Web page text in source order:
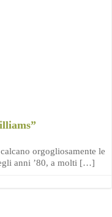
orgogliosamente le
anni ’80, a molti […]